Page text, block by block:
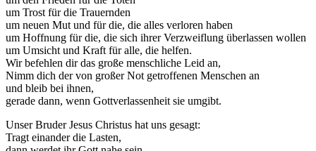
um Trost für die Trauernden
um neuen Mut und für die, die alles verloren haben
um Hoffnung für die, die sich ihrer Verzweiflung überlassen wollen
um Umsicht und Kraft für alle, die helfen.
Wir befehlen dir das große menschliche Leid an,
Nimm dich der von großer Not getroffenen Menschen an
und bleib bei ihnen,
gerade dann, wenn Gottverlassenheit sie umgibt.
Unser Bruder Jesus Christus hat uns gesagt:
Tragt einander die Lasten,